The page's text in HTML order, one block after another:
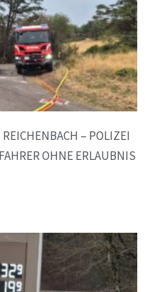
– POLIZEI
OHNE ERLAUBNIS